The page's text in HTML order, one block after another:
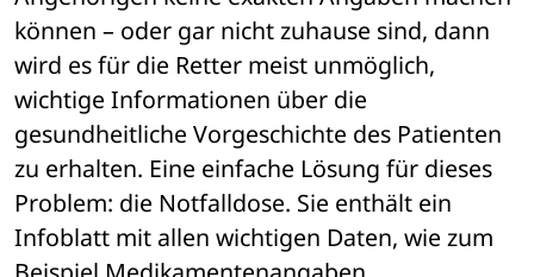
können – oder gar nicht zuhause sind, dann
wird es für die Retter meist unmöglich,
wichtige Informationen über die
gesundheitliche Vorgeschichte des Patienten
zu erhalten. Eine einfache Lösung für dieses
Problem: die Notfalldose. Sie enthält ein
Infoblatt mit allen wichtigen Daten, wie zum